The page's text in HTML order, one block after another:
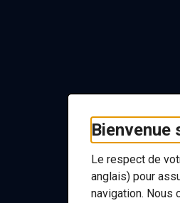
Bienvenue
Le respect de
anglais) pour
navigation. Nous